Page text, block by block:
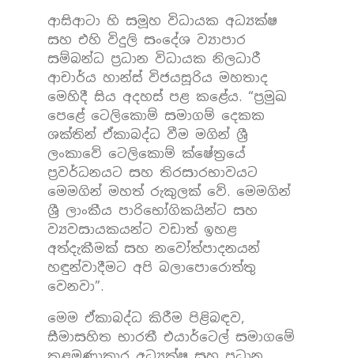
ආසිආටා හි සමූහ විධායක අධ්‍යක්ෂ
සහ එහි විදුලි සංදේශ ව්‍යාපාර
සම්බන්ධ ප්‍රධාන විධායක නිලධාරී
ආචාර්ය හාන්ස් විජයසූරිය මහතාද
මෙහිදී සිය අදහස් පළ කළේය. “ප්‍රමුඛ
පෙළේ ටෙලිකොම් සමාගම් දෙකක
ශක්තින් ඒකාබද්ධ වීම මගින් ශ්‍රී
ලංකාවේ ටෙලිකොම් ක්ෂේත්‍රයේ
ප්‍රවර්ධනයට සහ තිරසාරභාවයට
මෙමගින් මහත් රුකුලක් වේ. මෙමගින්
ශ්‍රී ලාංකීය පාරිභෝගිකයින්ට සහ
ව්‍යවසායකයන්ට වඩාත් ඉහළ
අත්දැකීමක් සහ නවෝත්පාදනයන්
හඳුන්වාදීමට අපි බලාපොරොත්තු
වෙනවා”.
මෙම ඒකාබද්ධ කිරීම පිළිබඳව,
සීමාසහිත භාරතී එයාර්ටෙල් සමාගමේ